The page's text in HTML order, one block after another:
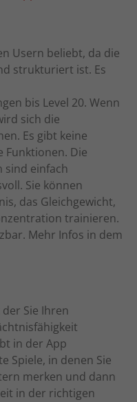
Usern beliebt, da die
strukturiert ist. Es
bis Level 20. Wenn
sich die
Es gibt keine
Funktionen. Die
sind einfach
Sie können
das Gleichgewicht,
trainieren.
Mehr Infos in dem
Sie Ihren
in der App
Spiele, in denen Sie
merken und dann
in der richtigen